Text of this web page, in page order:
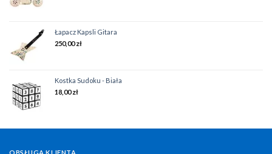
Łapacz Kapsli Gitara
250,00zł
Kostka Sudoku - Biała
18,00zł
OBSŁUGA KLIENTA